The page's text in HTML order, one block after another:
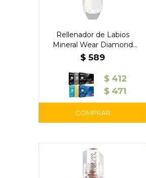
Rellenador de Labios
Mineral Wear Diamond
Marquise - Physicians
$ 589
$ 412
$ 471